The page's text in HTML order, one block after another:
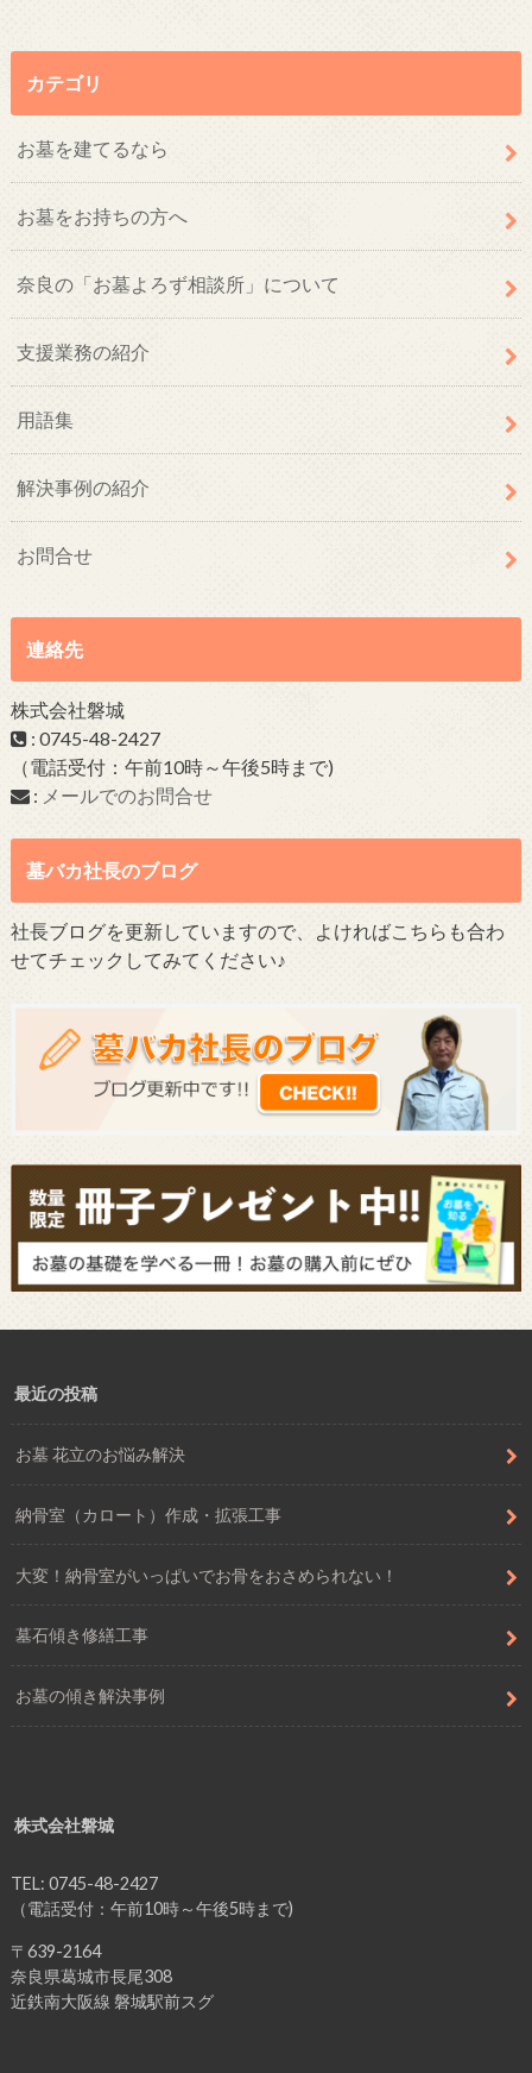
カテゴリ
お墓を建てるなら
お墓をお持ちの方へ
奈良の「お墓よろず相談所」について
支援業務の紹介
用語集
解決事例の紹介
お問合せ
連絡先
株式会社磐城
: 0745-48-2427
（電話受付：午前10時～午後5時まで)
: メールでのお問合せ
墓バカ社長のブログ
社長ブログを更新していますので、よければこちらも合わ
せてチェックしてみてください♪
最近の投稿
お墓 花立のお悩み解決
納骨室（カロート）作成・拡張工事
大変！納骨室がいっぱいでお骨をおさめられない！
墓石傾き修繕工事
お墓の傾き解決事例
株式会社磐城
TEL: 0745-48-2427
（電話受付：午前10時～午後5時まで)
〒639-2164
奈良県葛城市長尾308
近鉄南大阪線 磐城駅前スグ